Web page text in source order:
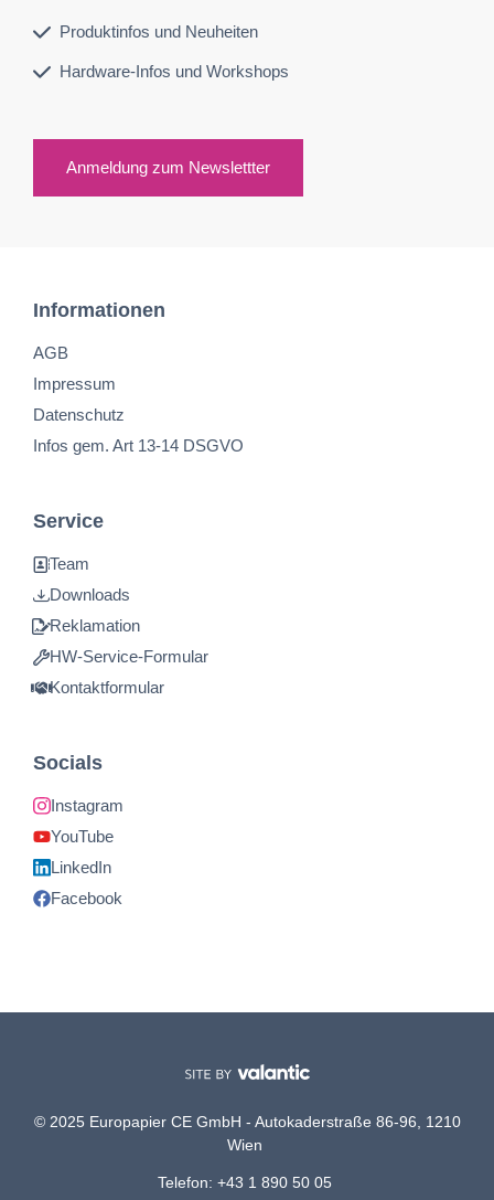
Produktinfos und Neuheiten
Hardware-Infos und Workshops
Anmeldung zum Newslettter
Informationen
AGB
Impressum
Datenschutz
Infos gem. Art 13-14 DSGVO
Service
Team
Downloads
Reklamation
HW-Service-Formular
Kontaktformular
Socials
Instagram
YouTube
LinkedIn
Facebook
© 2025 Europapier CE GmbH - Autokaderstraße 86-96, 1210
Wien
Telefon: +43 1 890 50 05